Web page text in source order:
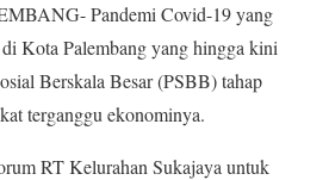
Pandemi Covid-19 yang
Kota Palembang yang hingga kini
Berskala Besar (PSBB) tahap
terganggu ekonominya.
RT Kelurahan Sukajaya untuk